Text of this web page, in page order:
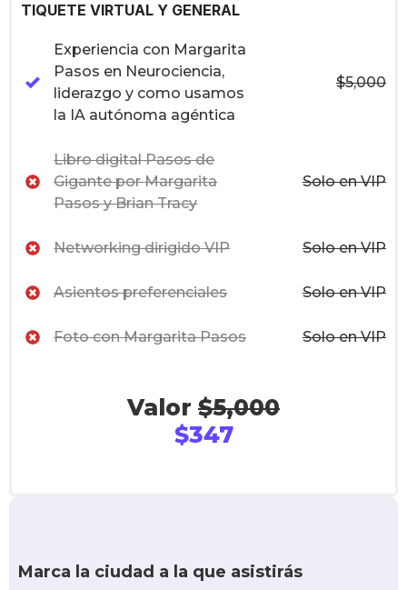
TIQUETE VIRTUAL Y GENERAL
Experiencia con Margarita
Pasos en Neurociencia,
liderazgo y como usamos
la IA autónoma agéntica
$5,000
Libro digital Pasos de
Gigante por Margarita
Pasos y Brian Tracy
Solo en VIP
Networking dirigido VIP Solo en VIP
Asientos preferenciales Solo en VIP
Foto con Margarita Pasos Solo en VIP
Valor $5,000
$347
Marca la ciudad a la que asistirás